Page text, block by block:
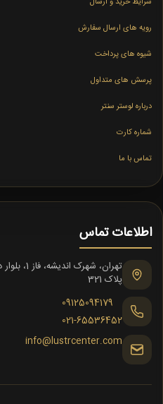
رویه های ارسال سفارش
شیوه های پرداخت
پرسش های متداول
درباره لوستر سنتر
شماره کارت
تماس با ما
اطلاعات تماس
تهران،
پلاک 321
09125094179
021-65536452
info@lustrcenter.com